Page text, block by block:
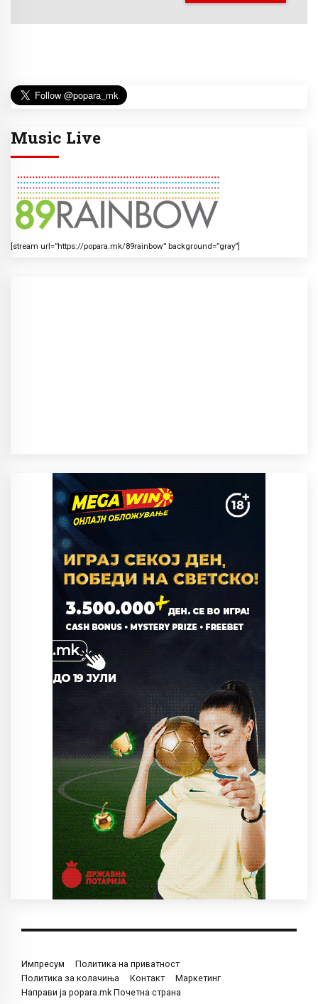
Music Live
[stream url=”https://popara.mk/89rainbow” background=”gray”]
Импресум
Политика на приватност
Политика за колачиња
Контакт
Маркетинг
Направи ја popara.mk Почетна страна